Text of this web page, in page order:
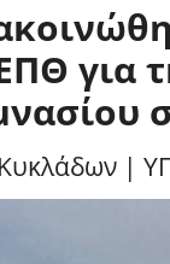
για
|